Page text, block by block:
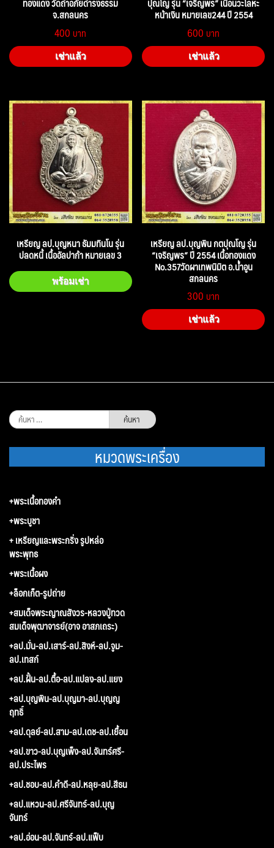
จ.สกลนคร
400
เช่าแล้ว
หน้าเงิน หมายเลข244 ปี 2554
600
เช่าแล้ว
เหรียญ ลป.บุญหนา ธัมมทินโน รุ่น
ปลดหนี้ เนื้ออัลปาก้า หมายเลข 3
พร้อมเช่า
เหรียญ ลป.บุญพิน กตปุณโญ รุ่น
“เจริญพร” ปี 2554 เนื้อทองแดง
No.357วัดผาเทพนิมิต อ.น้ำอูน
สกลนคร
300
เช่าแล้ว
ค้นหา
สำหรับ:
หมวดพระเครื่อง
+พระเนื้อทองคำ
+พระบูชา
+ เหรียญและพระกริ่ง รูปหล่อ
พระพุทธ
+พระเนื้อผง
+ล็อกเก็ต-รูปถ่าย
+สมเด็จพระญาณสังวร-หลวงปู่ทวด
สมเด็จพุฒาจารย์(อาจ อาสภเถระ)
+ลป.มั่น-ลป.เสาร์-ลป.สิงห์-ลป.จูม-
ลป.เทสก์
+ลป.ฝั้น-ลป.ตื้อ-ลป.แปลง-ลป.แยง
+ลป.บุญพิน-ลป.บุญมา-ลป.บุญญ
ฤทธิ์
+ลป.ดุลย์-ลป.สาม-ลป.เดช-ลป.เยื้อน
+ลป.ขาว-ลป.บุญเพ็ง-ลป.จันทร์ศรี-
ลป.ประไพร
+ลป.ชอบ-ลป.คำดี-ลป.หลุย-ลป.สีธน
+ลป.แหวน-ลป.ศรีจันทร์-ลป.บุญ
จันทร์
+ลป.อ่อน-ลป.จันทร์-ลป.แฟ็บ